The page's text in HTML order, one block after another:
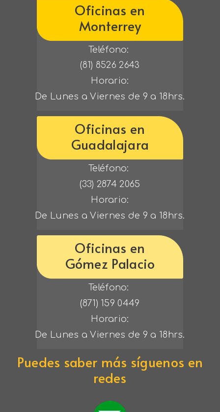
Oficinas en
Monterrey
Teléfono:
(81) 8526 2643
Horario:
De Lunes a Viernes de 9 a 18hrs.
Oficinas en
Guadalajara
Teléfono:
(33) 2874 2065
Horario:
De Lunes a Viernes de 9 a 18hrs.
Oficinas en
Gómez Palacio
Teléfono:
(871) 159 0449
Horario:
De Lunes a Viernes de 9 a 18hrs.
Puedes saber más síguenos en
redes